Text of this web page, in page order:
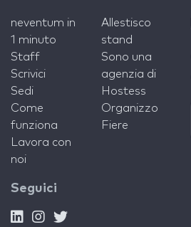
neventum in
1 minuto
Staff
Scrivici
Sedi
Come
funziona
Lavora con
noi
Allestisco
stand
Sono una
agenzia di
Hostess
Organizzo
Fiere
Seguici